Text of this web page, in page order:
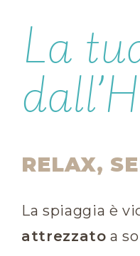
La
RELAX,
La spiaggia è
attrezzato a